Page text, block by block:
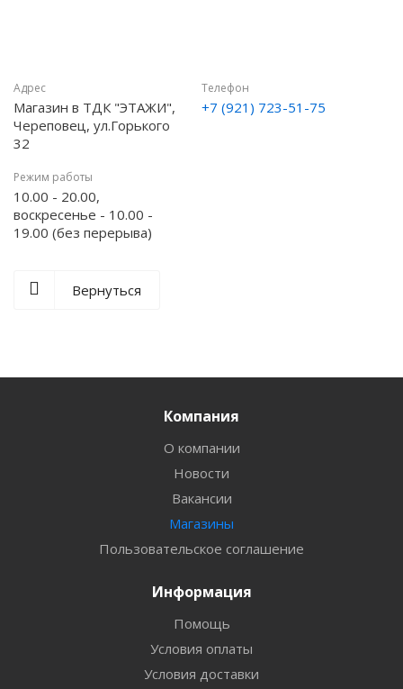
Адрес
Магазин в ТДК "ЭТАЖИ",
Череповец, ул.Горького
32
Телефон
+7 (921) 723-51-75
Режим работы
10.00 - 20.00,
воскресенье - 10.00 -
19.00 (без перерыва)
Вернуться
Компания
О компании
Новости
Вакансии
Магазины
Пользовательское соглашение
Информация
Помощь
Условия оплаты
Условия доставки